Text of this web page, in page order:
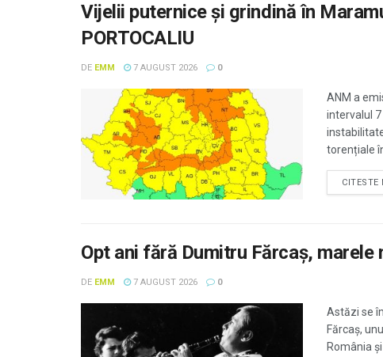
Vijelii puternice și grindină în
PORTOCALIU
DE EMM 7 AUGUST 2026 0
ANM a
intervalul
torențiale
Opt ani fără Dumitru Fărcaș,
DE EMM 7 AUGUST 2026 0
Astăzi se
Fărcaș,
România